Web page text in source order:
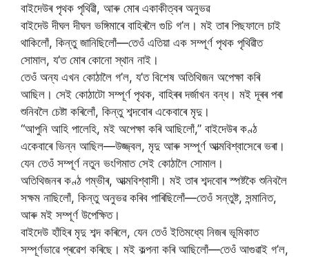
বাইদেউৰ পৃথক পৃথিৱী, আৰু মোৰ একাকীত্বৰ অনুভৱ
বাইদেউ দীঘল দীঘল ভঙ্গিমাৰে বাহিৰলৈ গুচি গ’ল। মই তাৰ পিছফালে চাই
থাকিলোঁ, কিন্তু জানিছিলোঁ—তেওঁ এতিয়া এক সম্পূৰ্ণ পৃথক পৃথিৱীত
সোমাল, য’ত মোৰ কোনো স্থান নাই।
তেওঁ অন্য এখন কোঠালৈ গ’ল, য’ত বিশেষ অতিথিজন অপেক্ষা কৰি
আছিল। সেই কোঠাটো সম্পূৰ্ণ পৃথক, বাহিৰৰ দৰ্জাখন বন্ধ। মই দূৰৰ পৰা
শুনিবলৈ চেষ্টা কৰিলোঁ, কিন্তু শব্দবোৰ একেবাৰে মৃদু।
“আপুনি আহি পালেহি, মই অপেক্ষা কৰি আছিলোঁ,” বাইদেউৰ কণ্ঠ
একেবাৰে ভিন্ন আছিল—উজ্জ্বল, মৃদু আৰু সম্পূৰ্ণ আত্মবিশ্বাসেৰে ভৰা।
যেন তেওঁ সম্পূৰ্ণ নতুন ভংগিমাত সেই কোঠালৈ সোমাল।
অতিথিজনৰ কণ্ঠ গম্ভীৰ, আত্মবিশ্বাসী। মই তাৰ শব্দবোৰ স্পষ্টকৈ শুনিবলৈ
সক্ষম নাছিলোঁ, কিন্তু অনুভৱ কৰিব পাৰিছিলোঁ—তেওঁ সন্তুষ্ট, সন্মানিত,
আৰু মই সম্পূৰ্ণ উপেক্ষিত।
বাইদেউ হাঁহিৰ মৃদু শব্দ কৰিলে, যেন তেওঁ ইতিমধ্যে নিজৰ ভূমিকাত
সম্পূৰ্ণভাৱে প্ৰৱেশ কৰিছে। মই কল্পনা কৰি আছিলোঁ—তেওঁ আগুৱাই গ’ল,